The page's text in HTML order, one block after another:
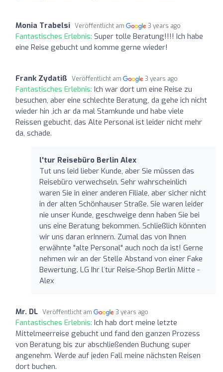
Monia Trabelsi Veröffentlicht am 3 years ago
Fantastisches Erlebnis: Super tolle Beratung!!!! Ich habe
eine Reise gebucht und komme gerne wieder!
Frank Zydatiß Veröffentlicht am 3 years ago
Fantastisches Erlebnis: Ich war dort um eine Reise zu
besuchen, aber eine schlechte Beratung, da gehe ich nicht
wieder hin ,ich ar da mal Stamkunde und habe viele
Reissen gebucht, das Alte Personal ist leider nicht mehr
da, schade.
l'tur Reisebüro Berlin Alex
Tut uns leid lieber Kunde, aber Sie müssen das
Reisebüro verwechseln. Sehr wahrscheinlich
waren Sie in einer anderen Filiale, aber sicher nicht
in der alten Schönhauser Straße. Sie waren leider
nie unser Kunde, geschweige denn haben Sie bei
uns eine Beratung bekommen. Schließlich könnten
wir uns daran erinnern. Zumal das von Ihnen
erwähnte "alte Personal" auch noch da ist! Gerne
nehmen wir an der Stelle Abstand von einer Fake
Bewertung. LG Ihr l´tur Reise-Shop Berlin Mitte -
Alex
Mr. DL Veröffentlicht am 3 years ago
Fantastisches Erlebnis: Ich hab dort meine letzte
Mittelmeerreise gebucht und fand den ganzen Prozess
von Beratung bis zur abschließenden Buchung super
angenehm. Werde auf jeden Fall meine nächsten Reisen
dort buchen.